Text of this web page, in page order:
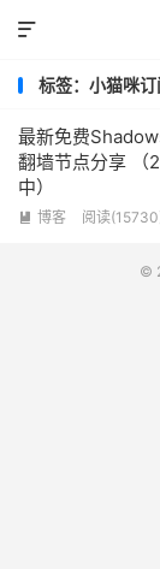

标签：小猫咪订
最新免费
翻墙节点分享 （
中）
 博客 阅读
©